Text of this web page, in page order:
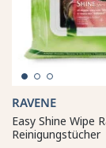
RAVENE
Easy Shine Wipe
Reinigungstücher